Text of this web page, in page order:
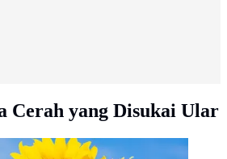
Cerah yang Disukai Ular